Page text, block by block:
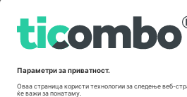
Придружна програма